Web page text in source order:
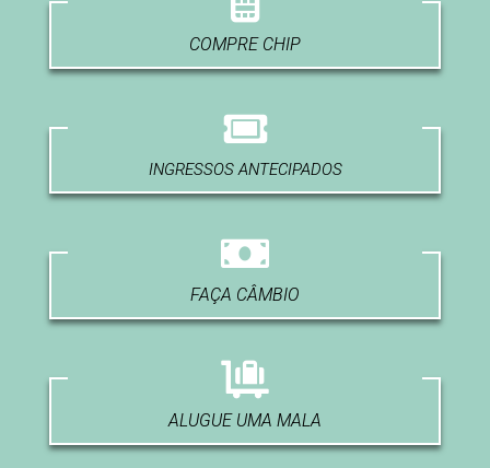
COMPRE CHIP
INGRESSOS ANTECIPADOS
FAÇA CÂMBIO
ALUGUE UMA MALA